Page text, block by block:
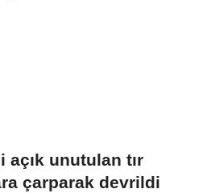
açık unutulan tır
çarparak devrildi